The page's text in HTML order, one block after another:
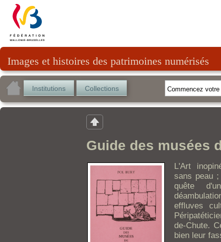
Images et histoires des patrimoines numérisés
Institutions Collections
Guide des musées
L'Art
sans peau
quête
effluves
de-Chute.
bien leur